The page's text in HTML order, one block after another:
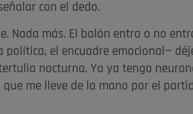
con el dedo.
Nada más. El balón entra o no
el encuadre emocional—
nocturna. Yo ya tengo
me lleve de la mano por el